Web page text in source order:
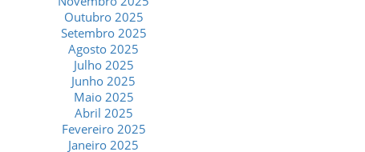
Outubro 2025
Setembro 2025
Agosto 2025
Julho 2025
Junho 2025
Maio 2025
Abril 2025
Fevereiro 2025
Janeiro 2025